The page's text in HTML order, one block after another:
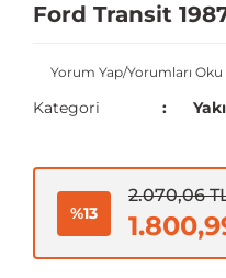
Ford Transit
Yorum Yap/Yorumları Oku
Kategori
%13
2.070,06